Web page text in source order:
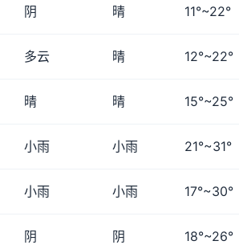
阴 晴 11°~22°
多云 晴 12°~22°
晴 晴 15°~25°
小雨 小雨 21°~31°
小雨 小雨 17°~30°
阴 阴 18°~26°